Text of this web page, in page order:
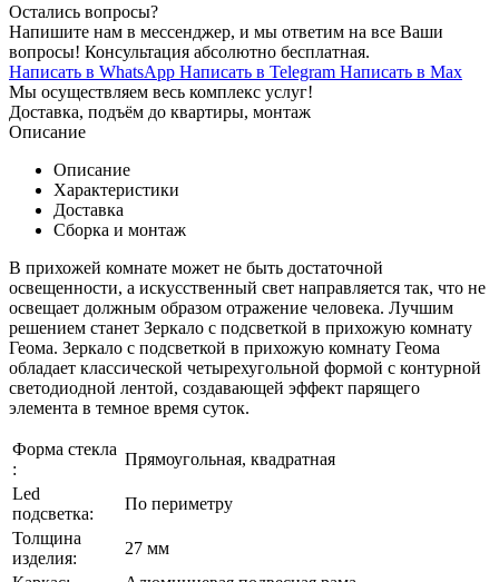
Остались вопросы?
Напишите нам в мессенджер, и мы ответим на все Ваши
вопросы! Консультация абсолютно бесплатная.
Написать в WhatsApp Написать в Telegram Написать в Max
Мы осуществляем весь комплекс услуг!
Доставка, подъём до квартиры, монтаж
Описание
Описание
Характеристики
Доставка
Сборка и монтаж
В прихожей комнате может не быть достаточной
освещенности, а искусственный свет направляется так, что не
освещает должным образом отражение человека. Лучшим
решением станет Зеркало с подсветкой в прихожую комнату
Геома. Зеркало с подсветкой в прихожую комнату Геома
обладает классической четырехугольной формой с контурной
светодиодной лентой, создавающей эффект парящего
элемента в темное время суток.
Форма стекла
:
Прямоугольная, квадратная
Led
подсветка:
По периметру
Толщина
изделия:
27 мм